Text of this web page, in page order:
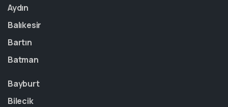
Aydın
Balıkesir
Bartın
Batman
Bayburt
Bilecik